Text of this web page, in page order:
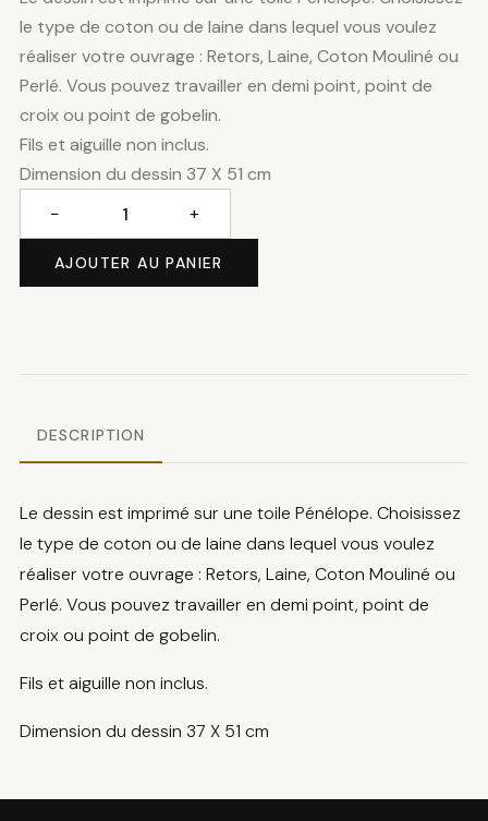
le type de coton ou de laine dans lequel vous voulez
réaliser votre ouvrage : Retors, Laine, Coton Mouliné ou
Perlé. Vous pouvez travailler en demi point, point de
croix ou point de gobelin.
Fils et aiguille non inclus.
Dimension du dessin 37 X 51 cm
Color
− +
AJOUTER AU PANIER
DESCRIPTION
Le dessin est imprimé sur une toile Pénélope. Choisissez
le type de coton ou de laine dans lequel vous voulez
réaliser votre ouvrage : Retors, Laine, Coton Mouliné ou
Perlé. Vous pouvez travailler en demi point, point de
croix ou point de gobelin.
Fils et aiguille non inclus.
Dimension du dessin 37 X 51 cm